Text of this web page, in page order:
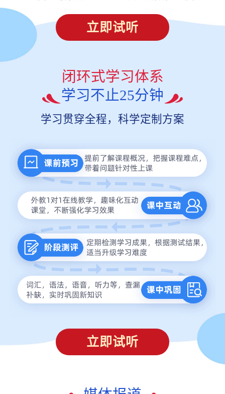
立即试听
闭环式学习体系
学习不止25分钟
学习贯穿全程，科学定制方案
立即试听